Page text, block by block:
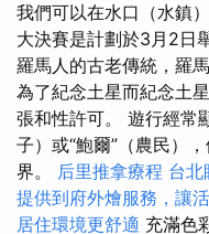
我們可以在水口（水鎮
大決賽是計劃於3月2日
羅馬人的古老傳統，羅
為了紀念土星而紀念土
張和性許可。 遊行經常
子）或“鮑爾”（農民）
界。 后里推拿療程 台北
提供到府外燴服務，讓
居住環境更舒適 充滿色